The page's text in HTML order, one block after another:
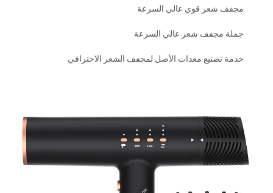
مجفف شعر قوي عالي السرعة
جملة مجفف شعر عالي السرعة
خدمة تصنيع معدات الأصل لمجفف الشعر الاحترافي